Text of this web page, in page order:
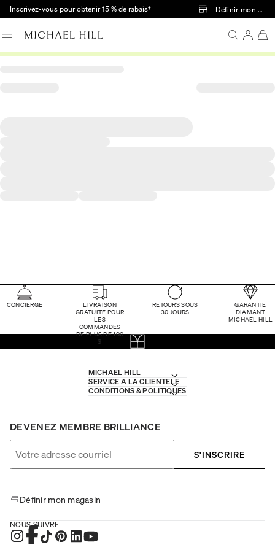
Passer au contenu principal
Inscrivez-vous pour obtenir 15 % de rabais† Définir mon
CONCIERGE
LIVRAISON
GRATUITE POUR
LES
COMMANDES
DE PLUS DE 100
$
RETOURS SOUS
30 JOURS
GARANTIE
DIAMANT
MICHAEL HILL
MICHAEL HILL
SERVICE À LA CLIENTÈLE
CONDITIONS & POLITIQUES
DEVENEZ MEMBRE BRILLIANCE
S'INSCRIRE
Définir mon magasin
NOUS SUIVRE